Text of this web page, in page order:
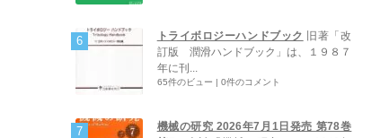
トライボロジーハンドブック
旧著「改
訂版 潤滑ハンドブック」は、１９８７
年に刊...
65件のビュー | 0件のコメント
機械の研究 2026年7月1日発売 第78巻